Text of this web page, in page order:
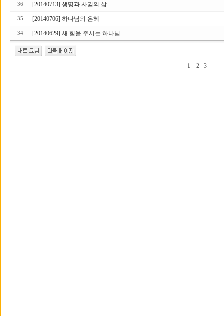
36 [20140713] 생명과 사귐의 삶
35 [20140706] 하나님의 은혜
34 [20140629] 새 힘을 주시는 하나님
1 2 3